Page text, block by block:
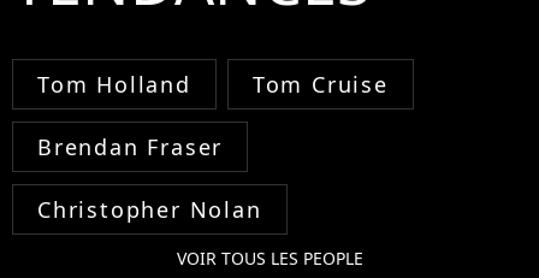
Tom Holland Tom Cruise
Brendan Fraser
Christopher Nolan
VOIR TOUS LES PEOPLE